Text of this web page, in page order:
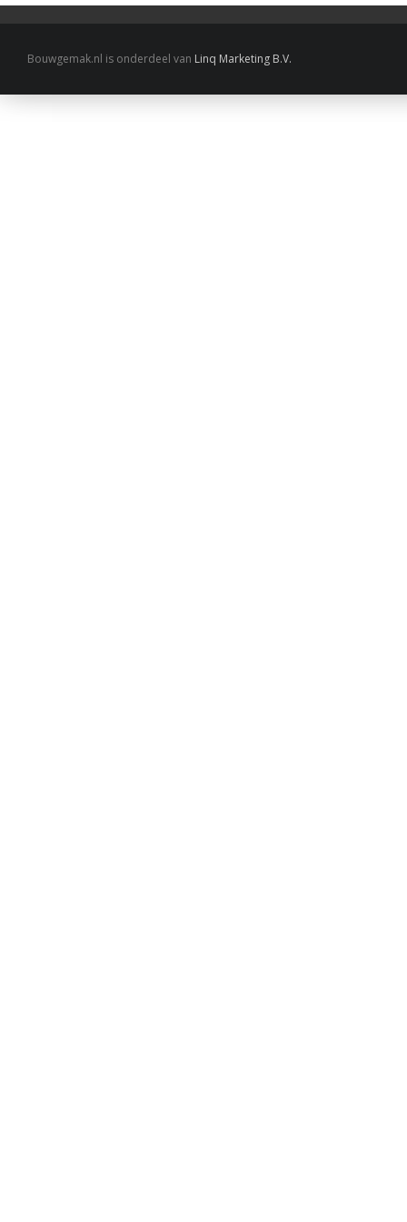
Bouwgemak.nl is onderdeel van Linq Marketing B.V.